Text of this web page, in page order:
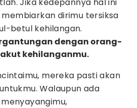
dirimu tersiksa
betul kehilangan.
dengan orang-
kehilanganmu.
mereka pasti akan
Walaupun ada